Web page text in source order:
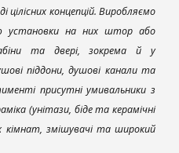
цілісних концепцій. Виробляємо
установки на них штор або
та двері, зокрема й у
піддони, душові канали та
присутні умивальники з
(унітази, біде та керамічні
кімнат, змішувачі та широкий